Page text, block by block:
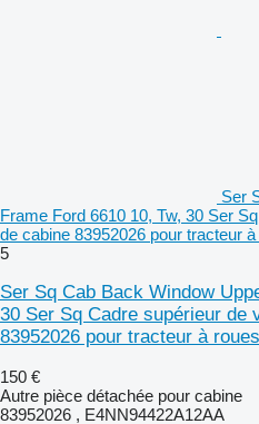
Ser
Frame Ford 6610 10, Tw, 30 Ser
de cabine 83952026 pour tracteur
5
Ser Sq Cab Back Window
30 Ser Sq Cadre supérieur de
83952026 pour tracteur à
150 €
Autre pièce détachée pour cabine
83952026 , E4NN94422A12AA